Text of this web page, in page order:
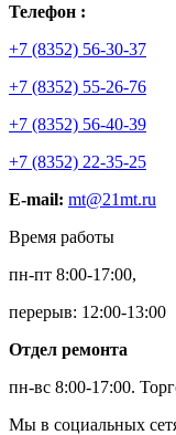
Телефон :
+7 (8352) 56-30-37
+7 (8352) 55-26-76
+7 (8352) 56-40-39
+7 (8352) 22-35-25
E-mail: mt@21mt.ru
Время работы
пн-пт 8:00-17:00,
перерыв: 12:00-13:00
Отдел ремонта
пн-вс 8:00-17:00.
Мы в социальных